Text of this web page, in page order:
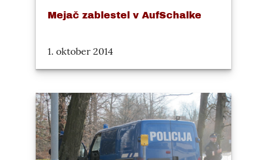
Mejač zablestel v AufSchalke
1. oktober 2014